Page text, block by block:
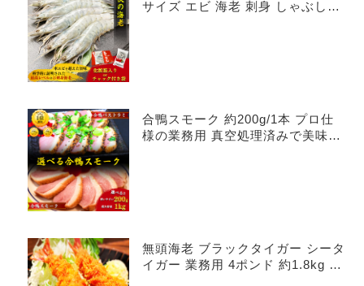
サイズ エビ 海老 刺身 しゃぶしゃ
合鴨スモーク 約200g/1本 プロ仕
様の業務用 真空処理済みで美味し
無頭海老 ブラックタイガー シータ
イガー 業務用 4ポンド 約1.8kg 海